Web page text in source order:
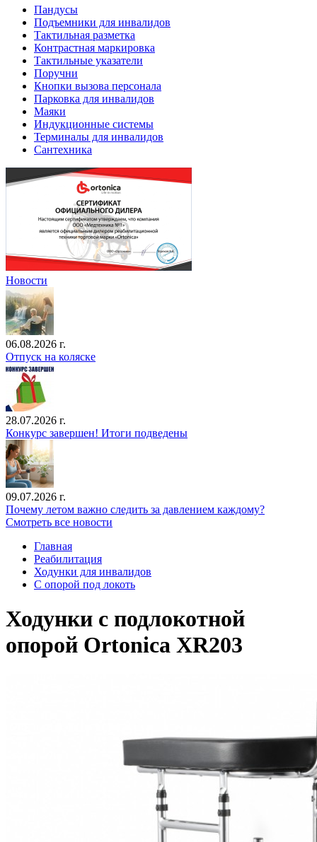
Пандусы
Подъемники для инвалидов
Тактильная разметка
Контрастная маркировка
Тактильные указатели
Поручни
Кнопки вызова персонала
Парковка для инвалидов
Маяки
Индукционные системы
Терминалы для инвалидов
Сантехника
Новости
06.08.2026 г.
Отпуск на коляске
28.07.2026 г.
Конкурс завершен! Итоги подведены
09.07.2026 г.
Почему летом важно следить за давлением каждому?
Смотреть все новости
Главная
Реабилитация
Ходунки для инвалидов
С опорой под локоть
Ходунки с подлокотной
опорой Ortonica XR203